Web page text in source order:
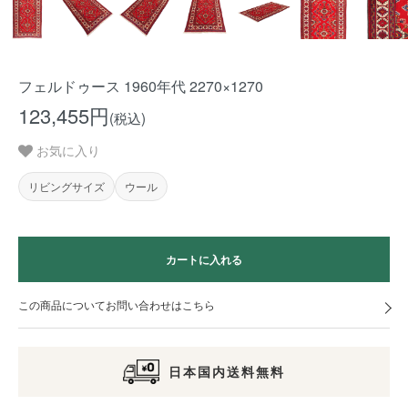
フェルドゥース 1960年代 2270×1270
123,455円(税込)
お気に入り
リビングサイズ ウール
カートに入れる
この商品についてお問い合わせはこちら
日本国内送料無料